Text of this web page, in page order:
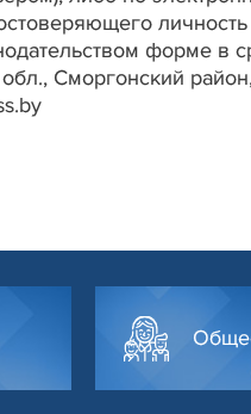
форме в
Сморгонский